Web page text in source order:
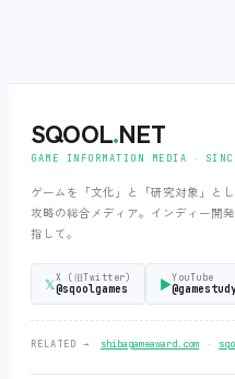
SQOOL.NET
GAME INFORMATION MEDIA ‧
ゲームを「文化」と「研究対象」と
攻略の総合メディア。インディー開
指して。
𝕏 X (旧Twitter)
@sqoolgames ▶YouTube
RELATED → shibagameaward.com ‧